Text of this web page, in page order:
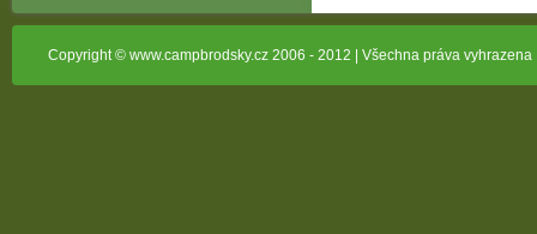
Copyright © www.campbrodsky.cz 2006 - 2012 | Všechna práva vyhrazena